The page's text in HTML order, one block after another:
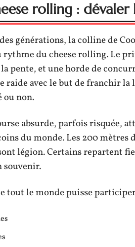
rolling :
générations, la colline de
rythme du cheese rolling. Le
pente, et une horde de
raide avec le but de franchir la
ou non.
absurde, parfois risquée,
du monde. Les 200 mètres
légion. Certains repartent
souvenir.
tout le monde puisse